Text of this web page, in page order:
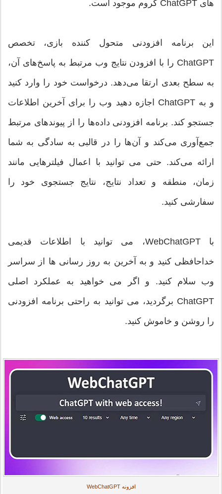
های ChatGPT کروم موجود است.
این برنامه افزودنی متحول کننده بازی، تخصص
ChatGPT را با افزودن نتایج وب مرتبط به پاسخ‌های آن،
به سطح بعدی ارتقا می‌دهد. درخواست خود را وارد کنید
و به ChatGPT اجازه دهید وب را برای آخرین اطلاعات
جستجو کند. برنامه افزودنی داده‌ها را از پیوندهای مرتبط
جمع‌آوری می‌کند و آن‌ها را در قالبی به سادگی به شما
ارائه می‌کند. حتی می توانید با اعمال فیلترهایی مانند
زمان، منطقه و تعداد نتایج، نتایج جستجوی خود را
سفارشی کنید.
با WebChatGPT، می توانید با اطلاعات قدیمی
خداحافظی کنید و به آخرین به روز رسانی ها از سراسر
وب سلام کنید. و اگر می خواهید به عملکرد اصلی
ChatGPT برگردید، می توانید به راحتی برنامه افزودنی
را روشن و خاموش کنید.
افزونه WebChatGPT